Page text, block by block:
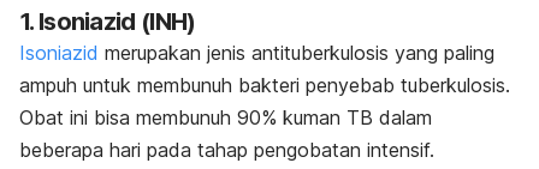
1. Isoniazid (INH)
Isoniazid merupakan jenis antituberkulosis yang paling
ampuh untuk membunuh bakteri penyebab tuberkulosis.
Obat ini bisa membunuh 90% kuman TB dalam
beberapa hari pada tahap pengobatan intensif.